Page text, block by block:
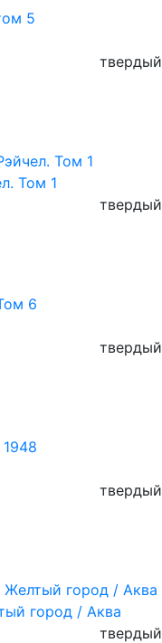
твердый
Том 1
твердый
твердый
твердый
город / Аква
твердый